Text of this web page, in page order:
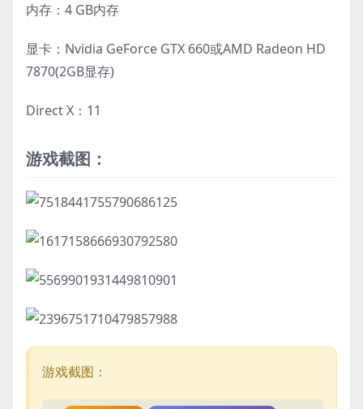
内存：4 GB内存
显卡：Nvidia GeForce GTX 660或AMD Radeon HD
7870(2GB显存)
Direct X：11
游戏截图：
游戏截图：